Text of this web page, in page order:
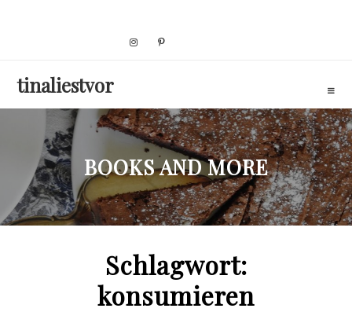
tinaliestvor
BOOKS AND MORE
Schlagwort:
konsumieren